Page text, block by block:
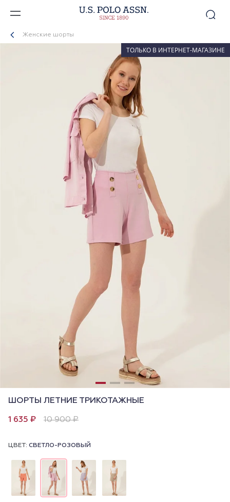
Женские шорты
ТОЛЬКО В ИНТЕРНЕТ-МАГАЗИНЕ
ШОРТЫ ЛЕТНИЕ ТРИКОТАЖНЫЕ
1 635 ₽ 10 900 ₽
ЦВЕТ: СВЕТЛО-РОЗОВЫЙ